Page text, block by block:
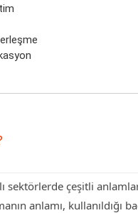
sektörlerde çeşitli
anlamı, kullanıldığı